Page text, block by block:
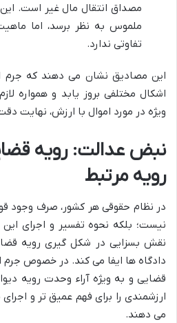
مصداق انتقال مال غیر است.
ملموس به نظر برسد، اما
تفاوتی ندارد.
این مصادیق نشان می دهند که جرم
اشکال مختلفی بروز یابد و همواره
ویژه در مورد اموال با ارزش، نهایت
نبض عدالت: رویه
رویه مرتبط
در نظام حقوقی هر کشور، صرف وجود
نیست؛ بلکه نحوه تفسیر و اجرای
نقش بسزایی در شکل گیری رویه
دادگاه ها ایفا می کند. در خصوص جرم
قضایی و به ویژه آراء وحدت رویه
ارزشمندی را برای فهم عمیق تر و
می دهند.